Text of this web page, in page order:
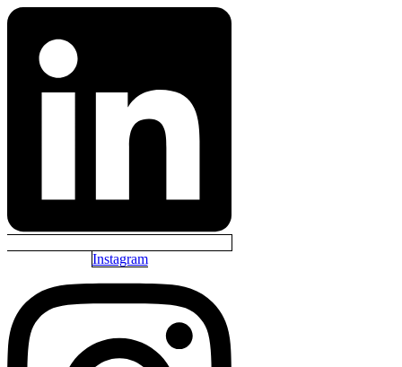
Instagram